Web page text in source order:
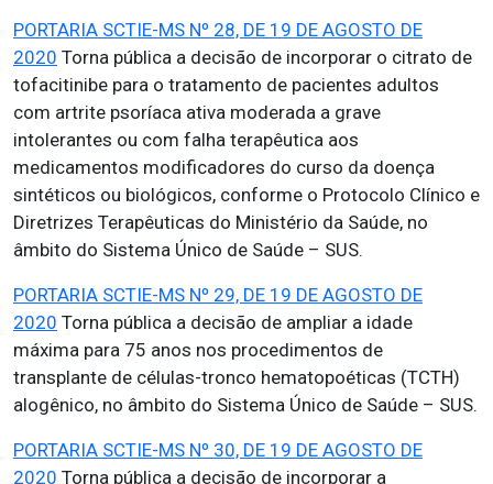
PORTARIA SCTIE-MS Nº 28, DE 19 DE AGOSTO DE
2020 Torna pública a decisão de incorporar o citrato de
tofacitinibe para o tratamento de pacientes adultos
com artrite psoríaca ativa moderada a grave
intolerantes ou com falha terapêutica aos
medicamentos modificadores do curso da doença
sintéticos ou biológicos, conforme o Protocolo Clínico e
Diretrizes Terapêuticas do Ministério da Saúde, no
âmbito do Sistema Único de Saúde – SUS.
PORTARIA SCTIE-MS Nº 29, DE 19 DE AGOSTO DE
2020 Torna pública a decisão de ampliar a idade
máxima para 75 anos nos procedimentos de
transplante de células-tronco hematopoéticas (TCTH)
alogênico, no âmbito do Sistema Único de Saúde – SUS.
PORTARIA SCTIE-MS Nº 30, DE 19 DE AGOSTO DE
2020 Torna pública a decisão de incorporar a